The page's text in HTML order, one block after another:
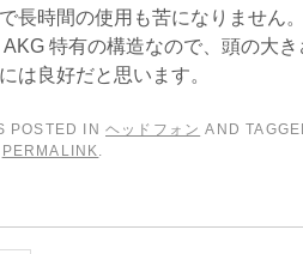
長時間の使用も苦になりません。
特有の構造なので、頭の大
は良好だと思います。
POSTED IN ヘッドフォン AND
PERMALINK.